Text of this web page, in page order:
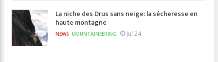
La niche des Drus sans neige: la sécheresse en
haute montagne
NEWS MOUNTAINEERING Jul 24